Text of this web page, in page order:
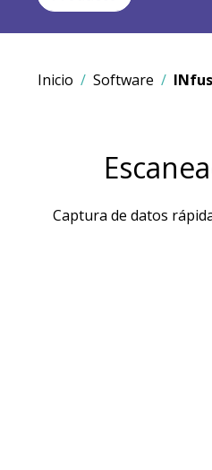
Inicio Software
Captura de datos